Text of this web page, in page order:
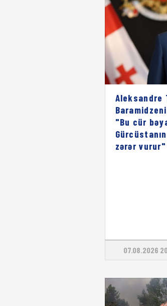
Aleksandre
"Bu cür
zərər vurur"
07.08.2026